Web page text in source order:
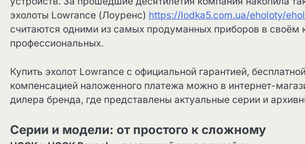
эхолоты Lowrance (Лоуренс) https://lodka5.com.ua/eholoty/
считаются одними из самых продуманных приборов в
профессиональных.
Купить эхолот Lowrance с официальной гарантией,
компенсацией наложенного платежа можно в интернет-
дилера бренда, где представлены актуальные серии и
Серии и модели: от простого к сложному